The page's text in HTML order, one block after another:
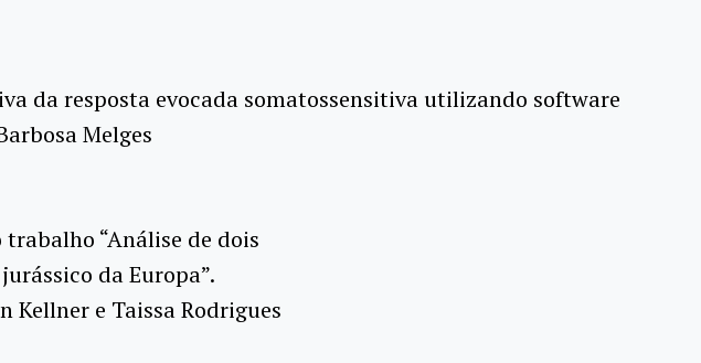
da resposta evocada somatossensitiva utilizando software
Melges
“Análise de dois
da Europa”.
e Taissa Rodrigues